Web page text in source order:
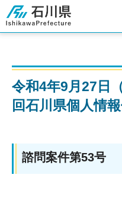
石川県
令和4年9月27日
回石川県個人情
諮問案件第53号